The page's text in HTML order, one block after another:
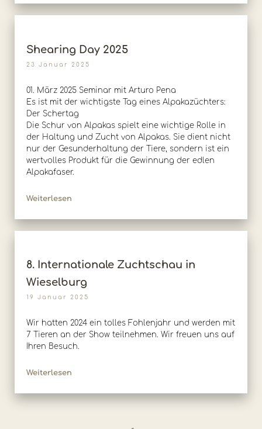
Shearing Day 2025
23 Januar 2025
01. März 2025 Seminar mit Arturo Pena
Es ist mit der wichtigste Tag eines Alpakazüchters:
Der Schertag
Die Schur von Alpakas spielt eine wichtige Rolle in
der Haltung und Zucht von Alpakas. Sie dient nicht
nur der Gesunderhaltung der Tiere, sondern ist ein
wertvolles Produkt für die Gewinnung der edlen
Alpakafaser.
Weiterlesen
8. Internationale Zuchtschau in
Wieselburg
19 Januar 2025
Wir hatten 2024 ein tolles Fohlenjahr und werden mit
7 Tieren an der Show teilnehmen. Wir freuen uns auf
Ihren Besuch.
Weiterlesen